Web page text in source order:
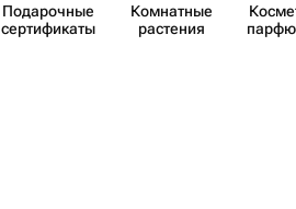
Пода​рочные
серти​фикаты
Комнатные
растения